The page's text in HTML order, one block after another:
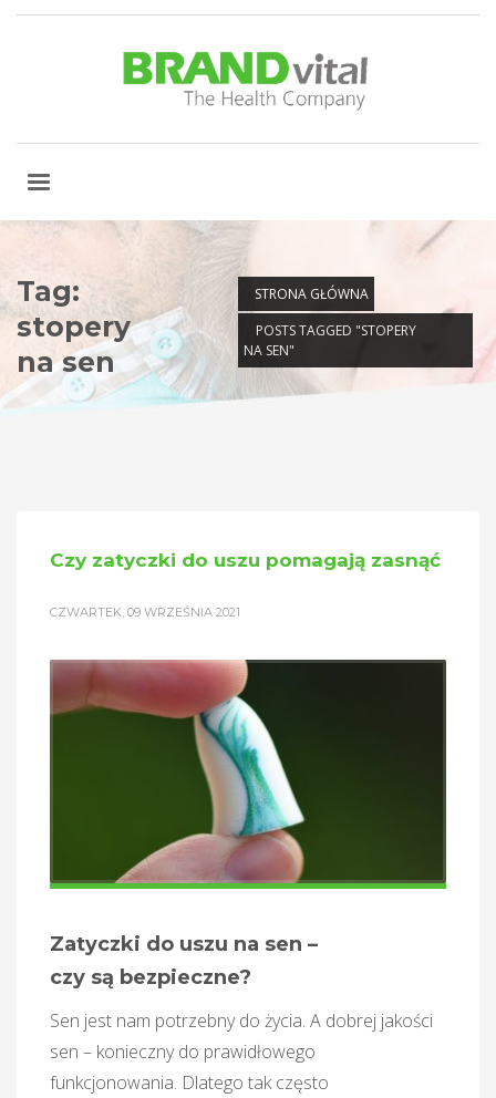
STRONA GŁÓWNA
POSTS TAGGED "STOPERY
NA SEN"
Tag:
stopery
na sen
Czy zatyczki do uszu pomagają zasnąć
CZWARTEK, 09 WRZEŚNIA 2021
Zatyczki do uszu na sen –
czy są bezpieczne?
Sen jest nam potrzebny do życia. A dobrej jakości
sen – konieczny do prawidłowego
funkcjonowania. Dlatego tak często